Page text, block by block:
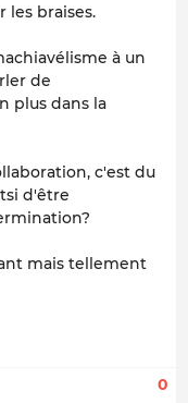
les braises.
à un
de
plus dans la
c'est du
d'être
mais tellement
0